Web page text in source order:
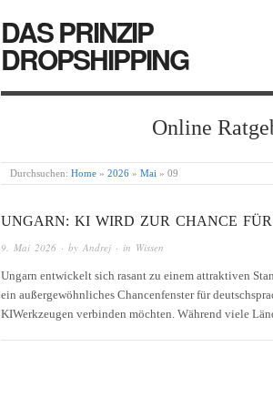
DAS PRINZIP
DROPSHIPPING
Online
Durchsuchen: Home » 2026 » Mai » 09
UNGARN: KI WIRD ZUR CHANCE
9. Mai 2026 · by Andrej · in Wissen
Ungarn entwickelt sich rasant zu einem attraktiven
ein außergewöhnliches Chancenfenster für
KIWerkzeugen verbinden möchten. Während viele